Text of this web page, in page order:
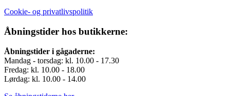
Cookie- og privatlivspolitik
Åbningstider hos butikkerne:
Åbningstider i gågaderne:
Mandag - torsdag: kl. 10.00 - 17.30
Fredag: kl. 10.00 - 18.00
Lørdag: kl. 10.00 - 14.00